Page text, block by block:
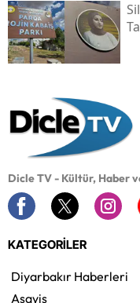
Dicle TV - Kültür, Haber
KATEGORİLER
Diyarbakır Haberleri
Asayiş